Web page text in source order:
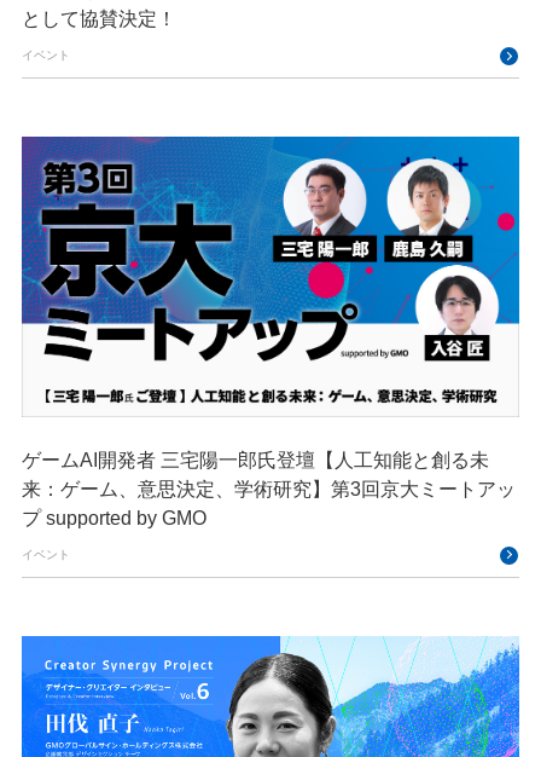
として協賛決定！
イベント
ゲームAI開発者 三宅陽一郎氏登壇【人工知能と創る未
来：ゲーム、意思決定、学術研究】第3回京大ミートアッ
プ supported by GMO
イベント